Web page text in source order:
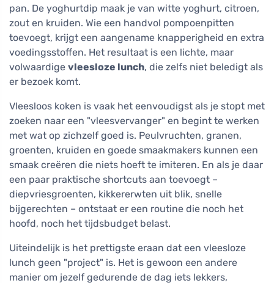
pan. De yoghurtdip maak je van witte yoghurt, citroen,
zout en kruiden. Wie een handvol pompoenpitten
toevoegt, krijgt een aangename knapperigheid en extra
voedingsstoffen. Het resultaat is een lichte, maar
volwaardige vleesloze lunch, die zelfs niet beledigt als
er bezoek komt.
Vleesloos koken is vaak het eenvoudigst als je stopt met
zoeken naar een "vleesvervanger" en begint te werken
met wat op zichzelf goed is. Peulvruchten, granen,
groenten, kruiden en goede smaakmakers kunnen een
smaak creëren die niets hoeft te imiteren. En als je daar
een paar praktische shortcuts aan toevoegt –
diepvriesgroenten, kikkererwten uit blik, snelle
bijgerechten – ontstaat er een routine die noch het
hoofd, noch het tijdsbudget belast.
Uiteindelijk is het prettigste eraan dat een vleesloze
lunch geen "project" is. Het is gewoon een andere
manier om jezelf gedurende de dag iets lekkers,